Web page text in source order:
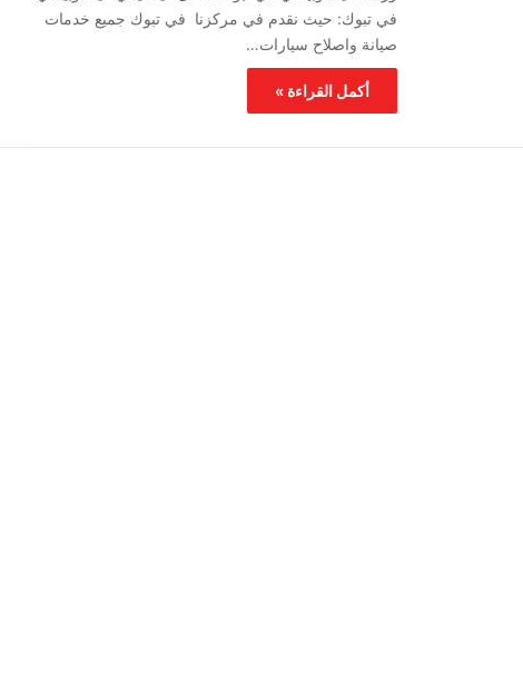
في تبوك: حيث نقدم في مركزنا في تبوك جميع خدمات
صيانة واصلاح سيارات…
أكمل القراءة »